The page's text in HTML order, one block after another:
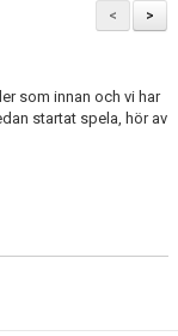
>
<
som innan och vi har
startat spela, hör av